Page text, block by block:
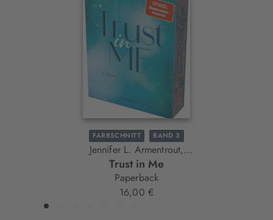
FARBSCHNITT BAND 3
Jennifer L. Armentrout,
J. Lynn
Trust in Me
Paperback
16,00 €